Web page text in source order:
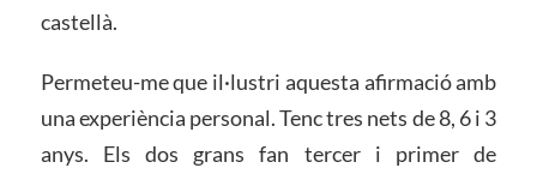
castellà.
Permeteu-me que il·lustri aquesta afirmació amb
una experiència personal. Tenc tres nets de 8, 6 i 3
anys. Els dos grans fan tercer i primer de